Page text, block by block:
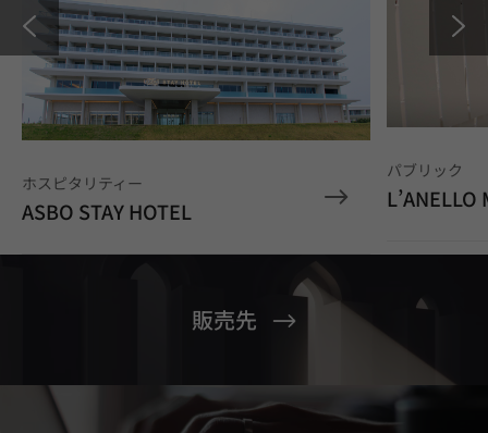
ホスピタリティー
ASBO STAY HOTEL
パブリック
L’ANELLO
販売先